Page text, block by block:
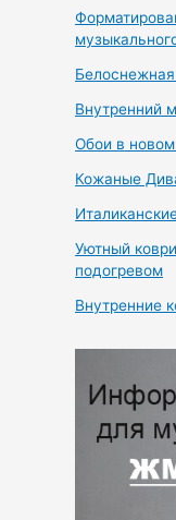
Белоснежная
Внутренний
Обои в
Кожаные
Уютный
подогревом
Внутренние